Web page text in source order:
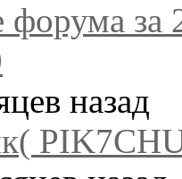
за
назад